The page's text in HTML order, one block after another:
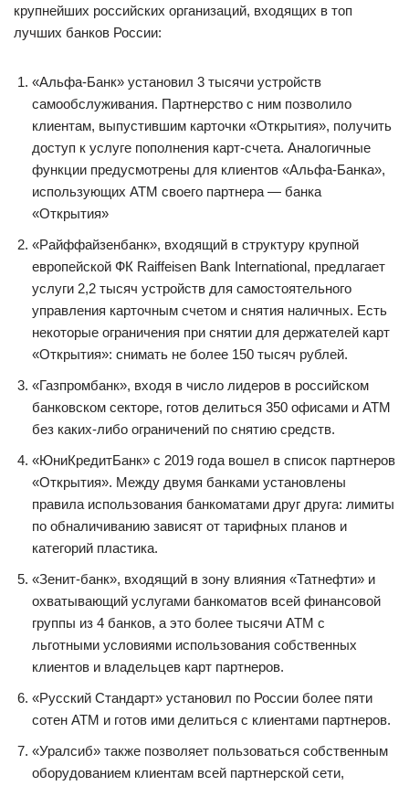
крупнейших российских организаций, входящих в топ
лучших банков России:
«Альфа-Банк» установил 3 тысячи устройств
самообслуживания. Партнерство с ним позволило
клиентам, выпустившим карточки «Открытия», получить
доступ к услуге пополнения карт-счета. Аналогичные
функции предусмотрены для клиентов «Альфа-Банка»,
использующих АТМ своего партнера — банка
«Открытия»
«Райффайзенбанк», входящий в структуру крупной
европейской ФК Raiffeisen Bank International, предлагает
услуги 2,2 тысяч устройств для самостоятельного
управления карточным счетом и снятия наличных. Есть
некоторые ограничения при снятии для держателей карт
«Открытия»: снимать не более 150 тысяч рублей.
«Газпромбанк», входя в число лидеров в российском
банковском секторе, готов делиться 350 офисами и АТМ
без каких-либо ограничений по снятию средств.
«ЮниКредитБанк» с 2019 года вошел в список партнеров
«Открытия». Между двумя банками установлены
правила использования банкоматами друг друга: лимиты
по обналичиванию зависят от тарифных планов и
категорий пластика.
«Зенит-банк», входящий в зону влияния «Татнефти» и
охватывающий услугами банкоматов всей финансовой
группы из 4 банков, а это более тысячи АТМ с
льготными условиями использования собственных
клиентов и владельцев карт партнеров.
«Русский Стандарт» установил по России более пяти
сотен АТМ и готов ими делиться с клиентами партнеров.
«Уралсиб» также позволяет пользоваться собственным
оборудованием клиентам всей партнерской сети,